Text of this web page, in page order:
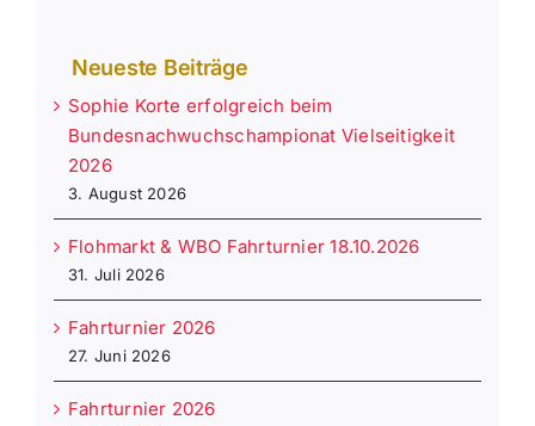
Neueste Beiträge
Sophie Korte erfolgreich beim
Bundesnachwuchschampionat Vielseitigkeit
2026
3. August 2026
Flohmarkt & WBO Fahrturnier 18.10.2026
31. Juli 2026
Fahrturnier 2026
27. Juni 2026
Fahrturnier 2026